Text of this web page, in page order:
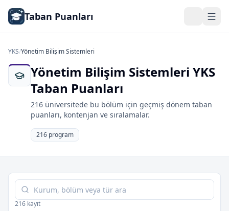
Taban Puanları
YKS/Yönetim Bilişim Sistemleri
Yönetim Bilişim Sistemleri YKS
Taban Puanları
216 üniversitede bu bölüm için geçmiş dönem taban
puanları, kontenjan ve sıralamalar.
216 program
Tabloda ara
216 kayıt